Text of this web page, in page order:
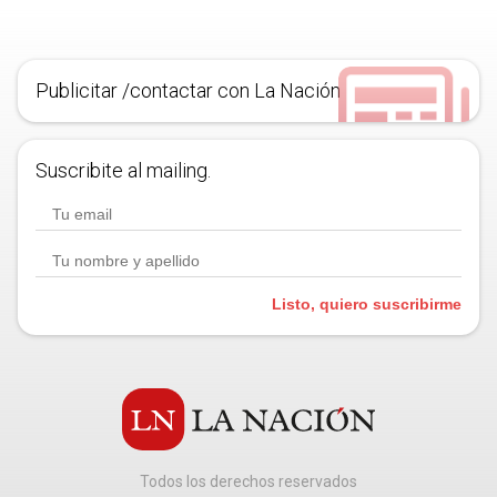
Publicitar /contactar con La Nación
Suscribite al mailing.
Listo, quiero suscribirme
Todos los derechos reservados